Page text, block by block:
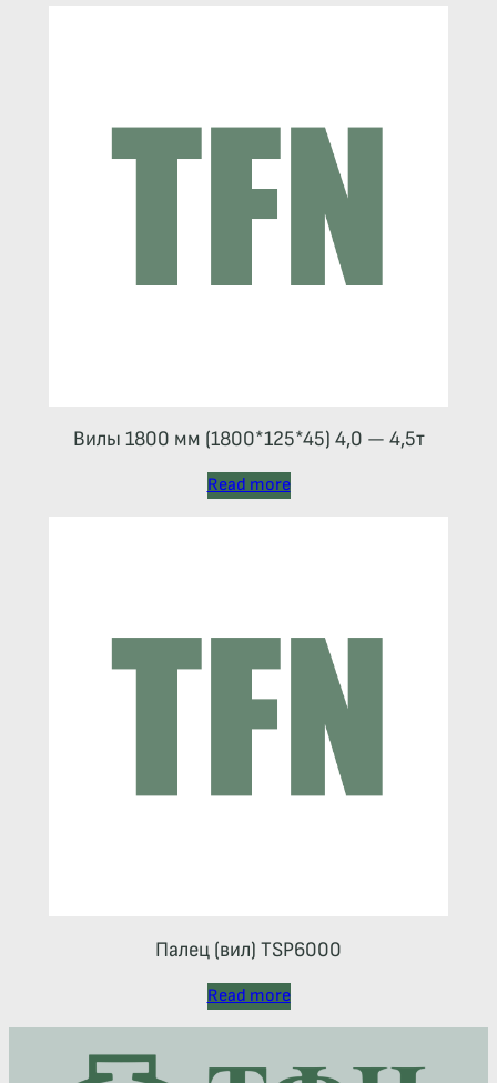
Вилы 1800 мм (1800*125*45) 4,0 — 4,5т
Read more
Палец (вил) TSP6000
Read more